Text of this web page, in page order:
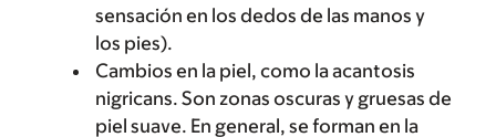
sensación en los dedos de las manos y
los pies).
Cambios en la piel, como la acantosis
nigricans. Son zonas oscuras y gruesas de
piel suave. En general, se forman en la